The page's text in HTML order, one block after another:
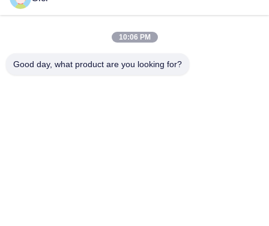
住所
10:06 PM
Good day, what product are you looking for?